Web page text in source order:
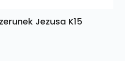
Jezusa K15